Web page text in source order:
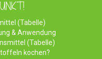
(Tabelle)
& Anwendung
(Tabelle)
kochen?